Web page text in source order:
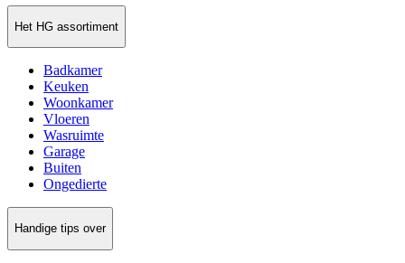
Het HG assortiment
Badkamer
Keuken
Woonkamer
Vloeren
Wasruimte
Garage
Buiten
Ongedierte
Handige tips over